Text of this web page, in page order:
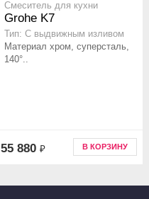
Смеситель для кухни
Grohe K7
Тип: С выдвижным изливом
Материал хром, суперсталь,
140°..
55 880 ₽ В КОРЗИНУ